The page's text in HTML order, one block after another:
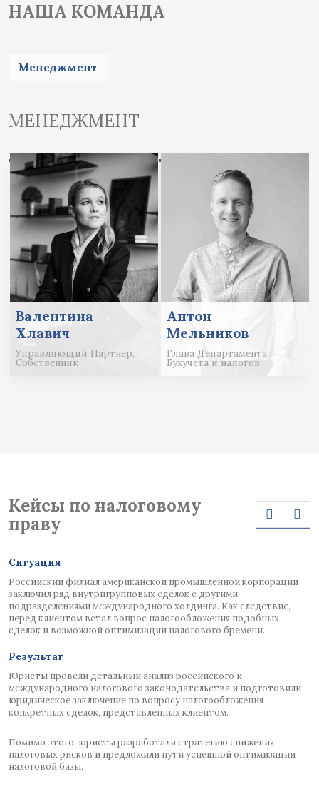
НАША КОМАНДА
Менеджмент
МЕНЕДЖМЕНТ
Валентина
Хлавич
Управляющий Партнер,
Собственник
Антон
Мельников
Глава Департамента
Бухучета и налогов
Кейсы по налоговому
праву
Ситуация
Российский филиал американской промышленной корпорации
заключил ряд внутригрупповых сделок с другими
подразделениями международного холдинга. Как следствие,
перед клиентом встал вопрос налогообложения подобных
сделок и возможной оптимизации налогового бремени.
Результат
Юристы провели детальный анализ российского и
международного налогового законодательства и подготовили
юридическое заключение по вопросу налогообложения
конкретных сделок, представленных клиентом.
Помимо этого, юристы разработали стратегию снижения
налоговых рисков и предложили пути успешной оптимизации
налоговой базы.